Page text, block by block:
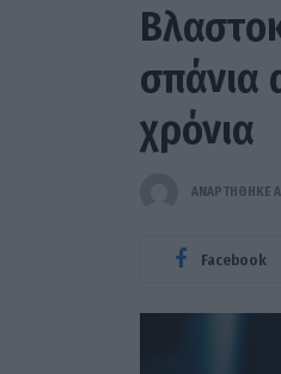
σπάνια
χρόνια
ΑΝΑΡΤΗΘΗΚΕ
Facebook